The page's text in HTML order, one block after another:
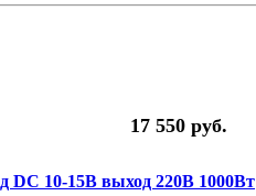
17 550 руб.
DC 10-15В выход 220В 1000Вт